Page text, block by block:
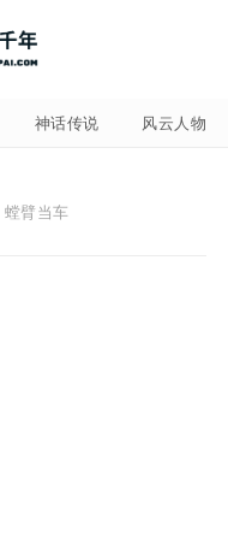
神话传说 风云人物
螳臂当车